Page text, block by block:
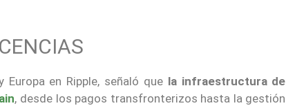
Europa en Ripple, señaló que la infraestructura de
, desde los pagos transfronterizos hasta la gestión